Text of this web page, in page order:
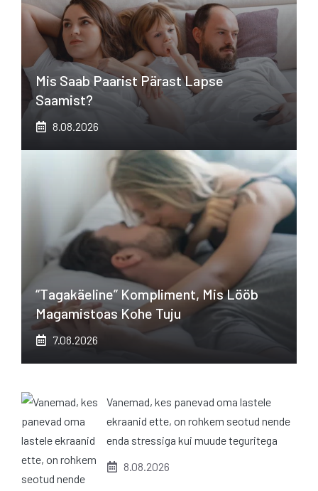
Mis Saab Paarist Pärast Lapse
Saamist?
8.08.2026
“Tagakäeline” Kompliment, Mis Lööb
Magamistoas Kohe Tuju
7.08.2026
Vanemad, kes panevad oma lastele
ekraanid ette, on rohkem seotud nende
enda stressiga kui muude teguritega
8.08.2026